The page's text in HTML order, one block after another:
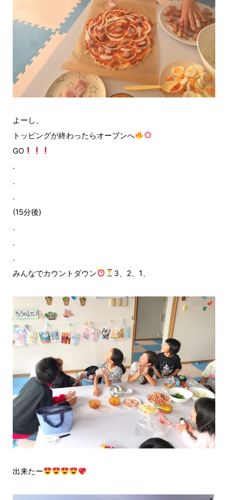
よーし、
トッピングが終わったらオーブンへ
GO
.
.
.
(15分後)
.
.
.
みんなでカウントダウン
3、2、1、
出来たー